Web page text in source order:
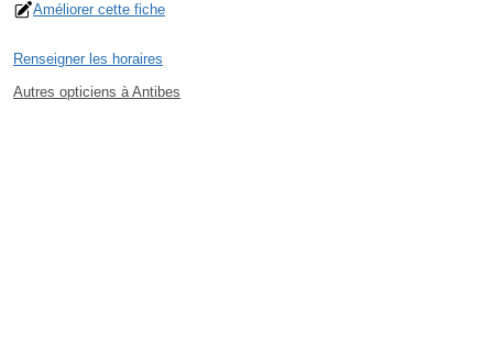
Améliorer cette fiche
Renseigner les horaires
Autres opticiens à Antibes